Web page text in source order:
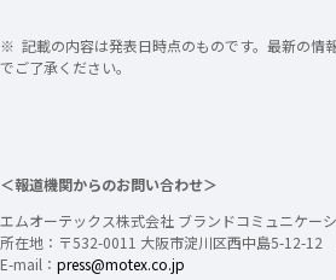
※ 記載の内容は発表日時点のものです。最新の情
でご了承ください。
＜報道機関からのお問い合わせ＞
エムオーテックス株式会社 ブランドコミュニケー
所在地：〒532-0011 大阪市淀川区西中島5-12-12
E-mail： press@motex.co.jp